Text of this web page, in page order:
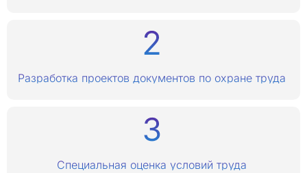
Разработка проектов документов по охране труда
Специальная оценка условий труда